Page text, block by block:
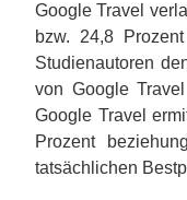
Google Travel
bzw. 24,8
Studienautoren
von Google
Google Travel
Prozent
tatsächlichen